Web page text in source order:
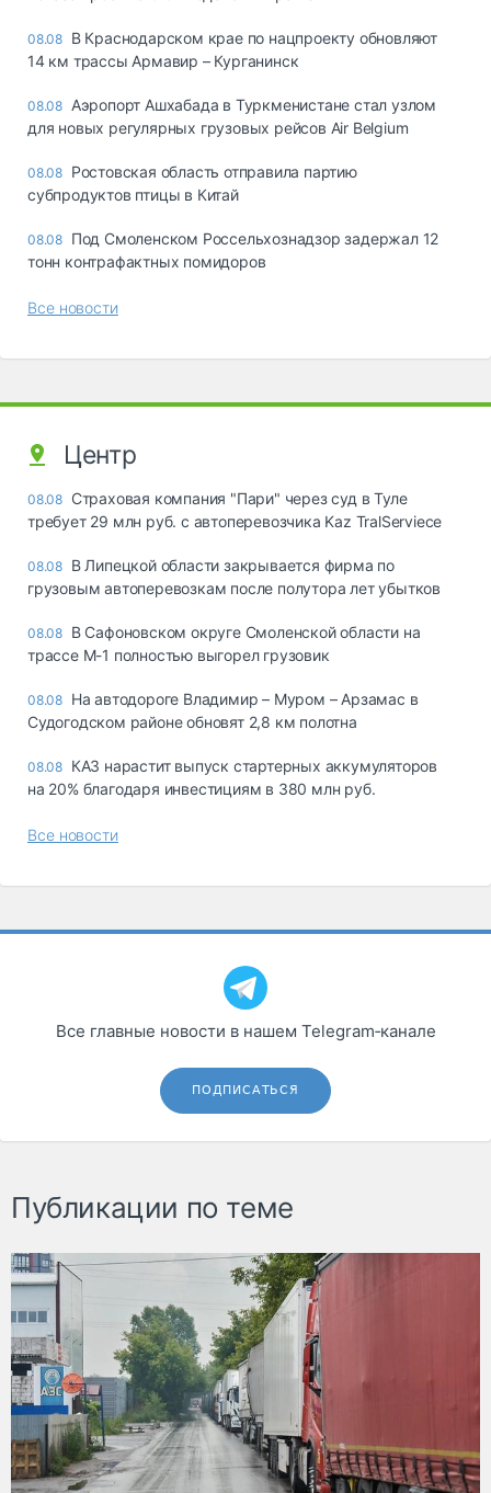
08.08 В Краснодарском крае по нацпроекту обновляют
14 км трассы Армавир – Курганинск
08.08 Аэропорт Ашхабада в Туркменистане стал узлом
для новых регулярных грузовых рейсов Air Belgium
08.08 Ростовская область отправила партию
субпродуктов птицы в Китай
08.08 Под Смоленском Россельхознадзор задержал 12
тонн контрафактных помидоров
Все новости
Центр
08.08 Страховая компания "Пари" через суд в Туле
требует 29 млн руб. с автоперевозчика Kaz TralServiece
08.08 В Липецкой области закрывается фирма по
грузовым автоперевозкам после полутора лет убытков
08.08 В Сафоновском округе Смоленской области на
трассе М-1 полностью выгорел грузовик
08.08 На автодороге Владимир – Муром – Арзамас в
Судогодском районе обновят 2,8 км полотна
08.08 КАЗ нарастит выпуск стартерных аккумуляторов
на 20% благодаря инвестициям в 380 млн руб.
Все новости
Все главные новости в нашем Telegram‑канале
ПОДПИСАТЬСЯ
Публикации по теме